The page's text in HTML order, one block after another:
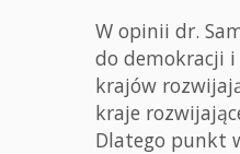
W opinii dr.
do demokracji i
krajów
kraje
Dlatego punkt